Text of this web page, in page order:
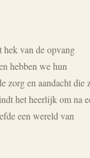
hek van de opvang
hebben we hun
zorg en aandacht die
het heerlijk om na
een wereld van